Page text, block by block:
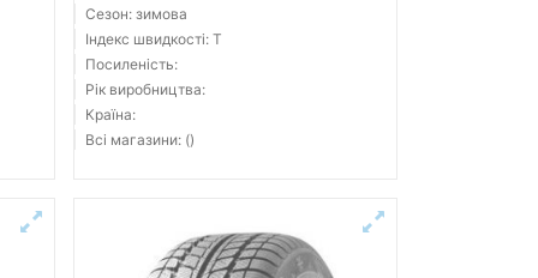
Сезон: зимова
Індекс швидкості: T
Посиленість:
Рік виробництва:
Країна:
Всі магазини: ()